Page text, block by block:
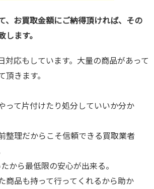
、お買取金額にご納得頂ければ、その
します。
対応もしています。大量の商品があって
頂きます。
って片付けたり処分していいか分か
整理だからこそ信頼できる買取業者
から最低限の安心が出来る。
商品も持って行ってくれるから助か